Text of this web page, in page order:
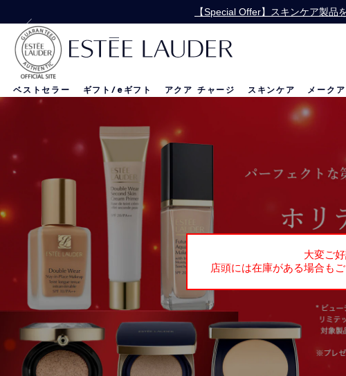
【Special Offer】公式
【Special Offer】スキンケア製
ベストセラー ギフト/eギフト アクア チャージ スキンケア メーク
新製品
新製品
リニュートリィブの世界
大変ご
店頭には在庫がある場合も